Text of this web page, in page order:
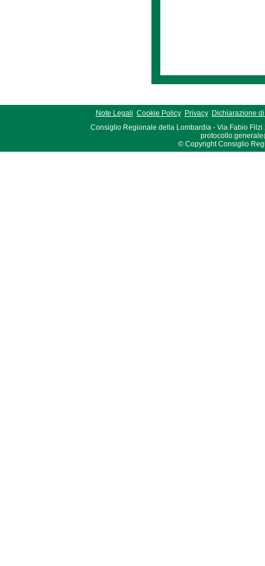
Note Legali Cookie Policy Privacy
Dichiarazione
Consiglio Regionale della Lombardia - Via Fabio Filzi
© Copyright Consiglio